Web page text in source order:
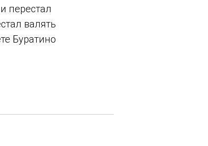
перестал
валять
Буратино